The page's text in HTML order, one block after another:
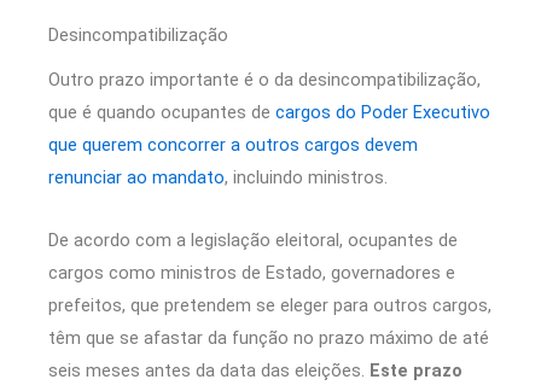
Desincompatibilização
Outro prazo importante é o da desincompatibilização,
que é quando ocupantes de cargos do Poder Executivo
que querem concorrer a outros cargos devem
renunciar ao mandato, incluindo ministros.
De acordo com a legislação eleitoral, ocupantes de
cargos como ministros de Estado, governadores e
prefeitos, que pretendem se eleger para outros cargos,
têm que se afastar da função no prazo máximo de até
seis meses antes da data das eleições. Este prazo